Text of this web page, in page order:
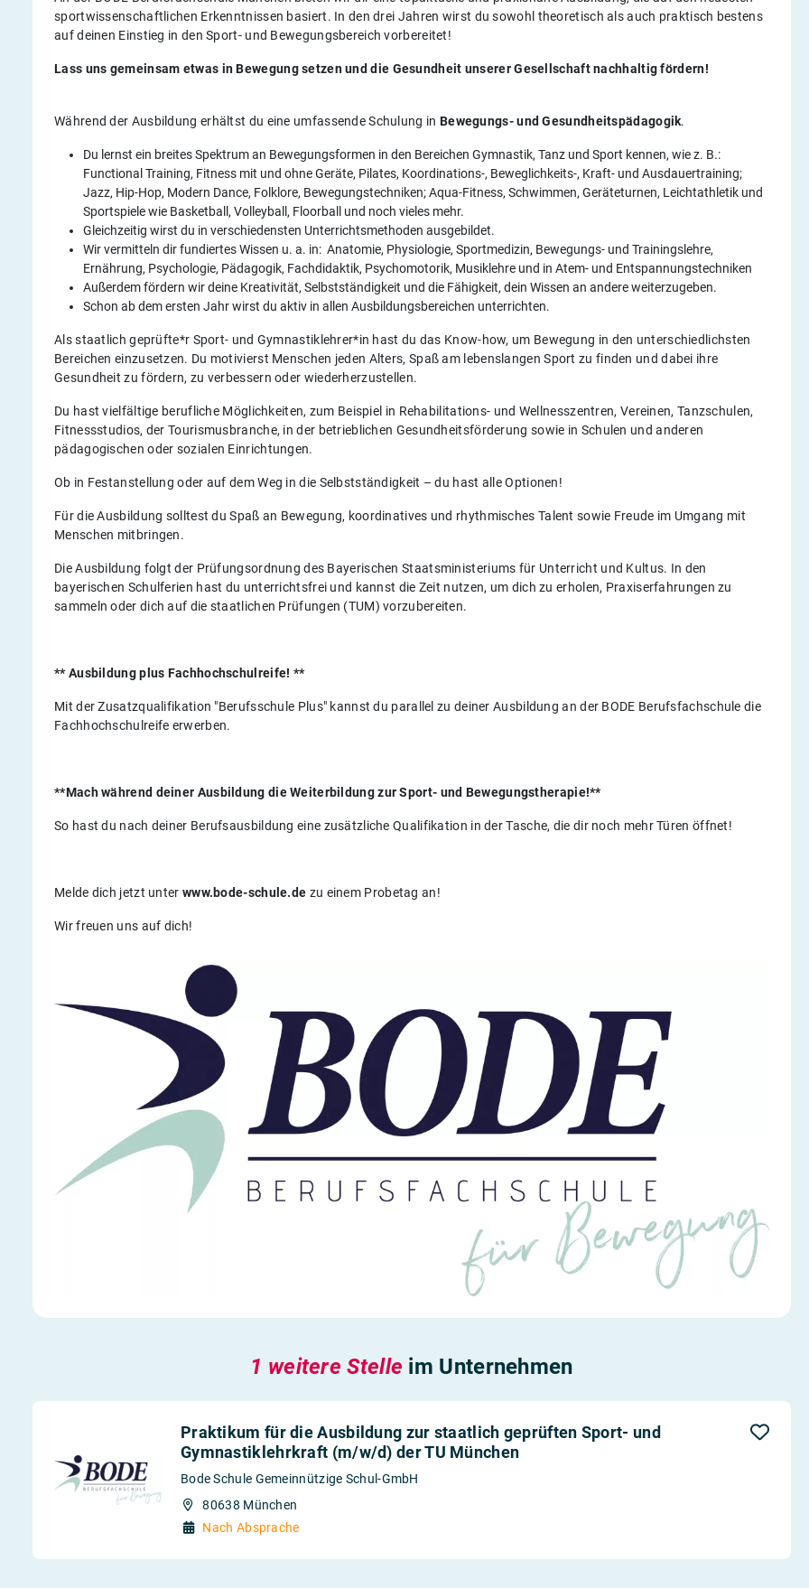
sportwissenschaftlichen Erkenntnissen basiert. In den drei Jahren wirst du sowohl theoretisch als auch praktisch bestens
auf deinen Einstieg in den Sport- und Bewegungsbereich vorbereitet!
Lass uns gemeinsam etwas in Bewegung setzen und die Gesundheit unserer Gesellschaft nachhaltig fördern!
Während der Ausbildung erhältst du eine umfassende Schulung in Bewegungs- und Gesundheitspädagogik.
Du lernst ein breites Spektrum an Bewegungsformen in den Bereichen Gymnastik, Tanz und Sport kennen, wie z. B.:
Functional Training, Fitness mit und ohne Geräte, Pilates, Koordinations-, Beweglichkeits-, Kraft- und Ausdauertraining;
Jazz, Hip-Hop, Modern Dance, Folklore, Bewegungstechniken; Aqua-Fitness, Schwimmen, Geräteturnen, Leichtathletik und
Sportspiele wie Basketball, Volleyball, Floorball und noch vieles mehr.
Gleichzeitig wirst du in verschiedensten Unterrichtsmethoden ausgebildet.
Wir vermitteln dir fundiertes Wissen u. a. in: Anatomie, Physiologie, Sportmedizin, Bewegungs- und Trainingslehre,
Ernährung, Psychologie, Pädagogik, Fachdidaktik, Psychomotorik, Musiklehre und in Atem- und Entspannungstechniken
Außerdem fördern wir deine Kreativität, Selbstständigkeit und die Fähigkeit, dein Wissen an andere weiterzugeben.
Schon ab dem ersten Jahr wirst du aktiv in allen Ausbildungsbereichen unterrichten.
Als staatlich geprüfte*r Sport- und Gymnastiklehrer*in hast du das Know-how, um Bewegung in den unterschiedlichsten
Bereichen einzusetzen. Du motivierst Menschen jeden Alters, Spaß am lebenslangen Sport zu finden und dabei ihre
Gesundheit zu fördern, zu verbessern oder wiederherzustellen.
Du hast vielfältige berufliche Möglichkeiten, zum Beispiel in Rehabilitations- und Wellnesszentren, Vereinen, Tanzschulen,
Fitnessstudios, der Tourismusbranche, in der betrieblichen Gesundheitsförderung sowie in Schulen und anderen
pädagogischen oder sozialen Einrichtungen.
Ob in Festanstellung oder auf dem Weg in die Selbstständigkeit – du hast alle Optionen!
Für die Ausbildung solltest du Spaß an Bewegung, koordinatives und rhythmisches Talent sowie Freude im Umgang mit
Menschen mitbringen.
Die Ausbildung folgt der Prüfungsordnung des Bayerischen Staatsministeriums für Unterricht und Kultus. In den
bayerischen Schulferien hast du unterrichtsfrei und kannst die Zeit nutzen, um dich zu erholen, Praxiserfahrungen zu
sammeln oder dich auf die staatlichen Prüfungen (TUM) vorzubereiten.
** Ausbildung plus Fachhochschulreife! **
Mit der Zusatzqualifikation "Berufsschule Plus" kannst du parallel zu deiner Ausbildung an der BODE Berufsfachschule die
Fachhochschulreife erwerben.
**Mach während deiner Ausbildung die Weiterbildung zur Sport- und Bewegungstherapie!**
So hast du nach deiner Berufsausbildung eine zusätzliche Qualifikation in der Tasche, die dir noch mehr Türen öffnet!
Melde dich jetzt unter www.bode-schule.de zu einem Probetag an!
Wir freuen uns auf dich!
1 weitere Stelle im Unternehmen
Praktikum für die Ausbildung zur staatlich geprüften Sport- und
Gymnastiklehrkraft (m/w/d) der TU München
Bode Schule Gemeinnützige Schul-GmbH
80638 München
Nach Absprache